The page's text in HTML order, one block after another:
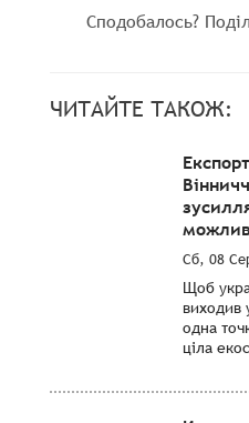
Сподобалось?
ЧИТАЙТЕ ТАКОЖ:
Сб, 08
Щоб
виходив
одна
ціла